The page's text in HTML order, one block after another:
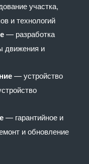
участка,
и технологий
— разработка
движения и
— устройство
— гарантийное и
и обновление